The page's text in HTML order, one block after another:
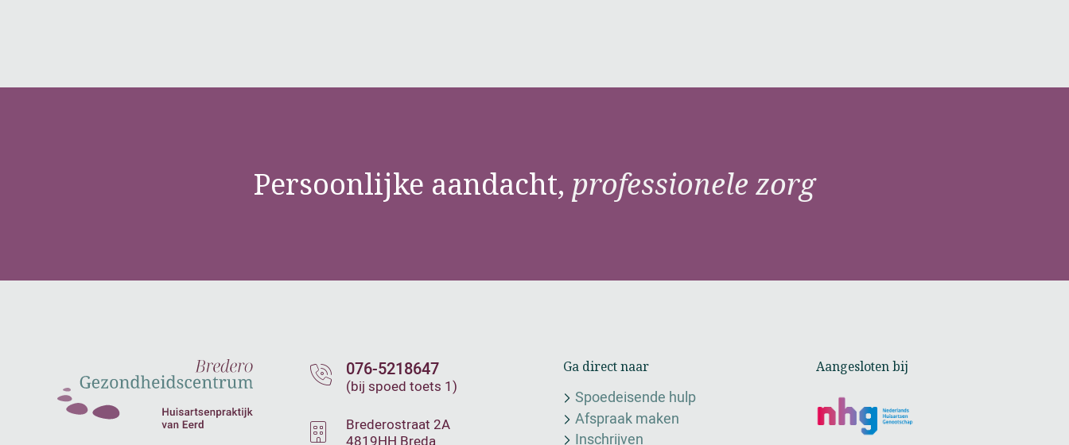
Persoonlijke aandacht, professionele zorg
076-5218647
(bij spoed toets 1)
Brederostraat 2A
Ga direct naar
Spoedeisende hulp
Afspraak maken
Inschrijven
Aangesloten bij